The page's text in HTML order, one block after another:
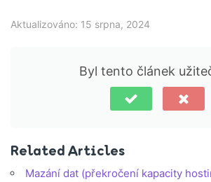
Aktualizováno: 15 srpna, 2024
Byl tento článek
Related Articles
Mazání dat (překročení kapacity